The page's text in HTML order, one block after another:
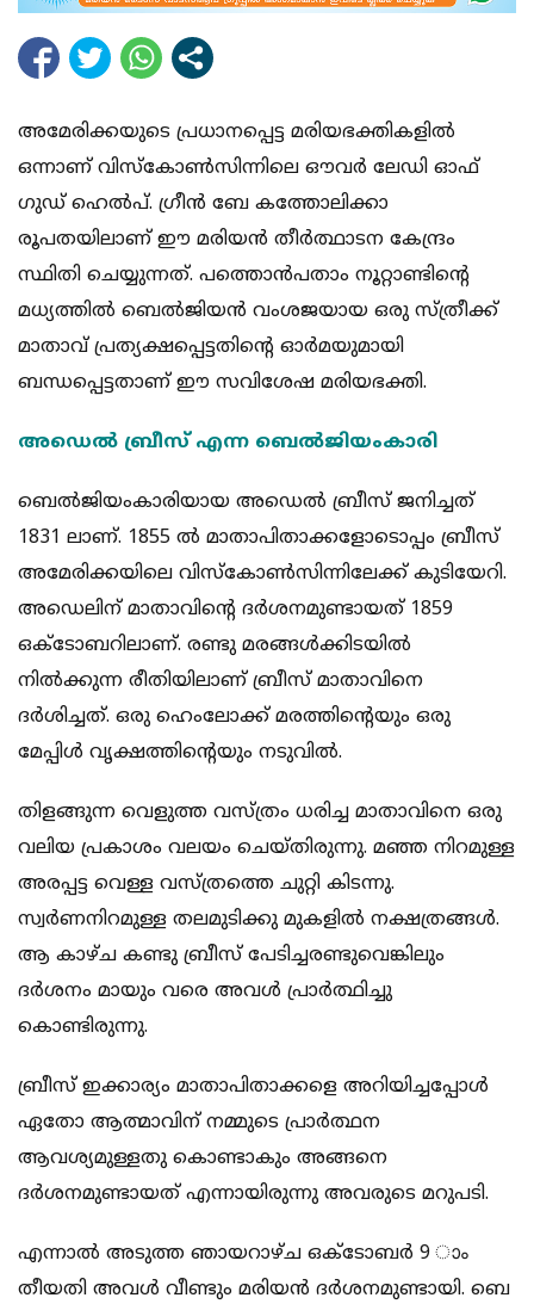
അമേരിക്കയുടെ പ്രധാനപ്പെട്ട മരിയഭക്തികളില്‍
ഒന്നാണ് വിസ്‌കോണ്‍സിന്നിലെ ഔവര്‍ ലേഡി ഓഫ്
ഗുഡ് ഹെല്‍പ്. ഗ്രീന്‍ ബേ കത്തോലിക്കാ
രൂപതയിലാണ് ഈ മരിയന്‍ തീര്‍ത്ഥാടന കേന്ദ്രം
സ്ഥിതി ചെയ്യുന്നത്. പത്തൊന്‍പതാം നൂറ്റാണ്ടിന്റെ
മധ്യത്തില്‍ ബെല്‍ജിയന്‍ വംശജയായ ഒരു സ്ത്രീക്ക്
മാതാവ് പ്രത്യക്ഷപ്പെട്ടതിന്റെ ഓര്‍മയുമായി
ബന്ധപ്പെട്ടതാണ് ഈ സവിശേഷ മരിയഭക്തി.
അഡെല്‍ ബ്രീസ് എന്ന ബെല്‍ജിയംകാരി
ബെല്‍ജിയംകാരിയായ അഡെല്‍ ബ്രീസ് ജനിച്ചത്
1831 ലാണ്. 1855 ല്‍ മാതാപിതാക്കളോടൊപ്പം ബ്രീസ്
അമേരിക്കയിലെ വിസ്‌കോണ്‍സിന്നിലേക്ക് കുടിയേറി.
അഡെലിന് മാതാവിന്റെ ദര്‍ശനമുണ്ടായത് 1859
ഒക്ടോബറിലാണ്. രണ്ടു മരങ്ങള്‍ക്കിടയില്‍
നില്‍ക്കുന്ന രീതിയിലാണ് ബ്രീസ് മാതാവിനെ
ദര്‍ശിച്ചത്. ഒരു ഹെംലോക്ക് മരത്തിന്റെയും ഒരു
മേപ്പിള്‍ വൃക്ഷത്തിന്റെയും നടുവില്‍.
തിളങ്ങുന്ന വെളുത്ത വസ്ത്രം ധരിച്ച മാതാവിനെ ഒരു
വലിയ പ്രകാശം വലയം ചെയ്തിരുന്നു. മഞ്ഞ നിറമുള്ള
അരപ്പട്ട വെള്ള വസ്ത്രത്തെ ചുറ്റി കിടന്നു.
സ്വര്‍ണനിറമുള്ള തലമുടിക്കു മുകളില്‍ നക്ഷത്രങ്ങള്‍.
ആ കാഴ്ച കണ്ടു ബ്രീസ് പേടിച്ചരണ്ടുവെങ്കിലും
ദര്‍ശനം മായും വരെ അവള്‍ പ്രാര്‍ത്ഥിച്ചു
കൊണ്ടിരുന്നു.
ബ്രീസ് ഇക്കാര്യം മാതാപിതാക്കളെ അറിയിച്ചപ്പോള്‍
ഏതോ ആത്മാവിന് നമ്മുടെ പ്രാര്‍ത്ഥന
ആവശ്യമുള്ളതു കൊണ്ടാകും അങ്ങനെ
ദര്‍ശനമുണ്ടായത് എന്നായിരുന്നു അവരുടെ മറുപടി.
എന്നാല്‍ അടുത്ത ഞായറാഴ്ച ഒക്‌ടോബര്‍ 9 ാം
തീയതി അവള്‍ വീണ്ടും മരിയന്‍ ദര്‍ശനമുണ്ടായി. ബെ